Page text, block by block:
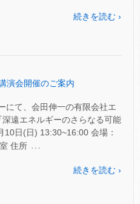
続きを読む ›
演会開催のご案内
にて、会田伸一の有限会社エ
遠エネルギーのさらなる可能
日(日) 13:30~16:00 会場：
住所 …
続きを読む ›